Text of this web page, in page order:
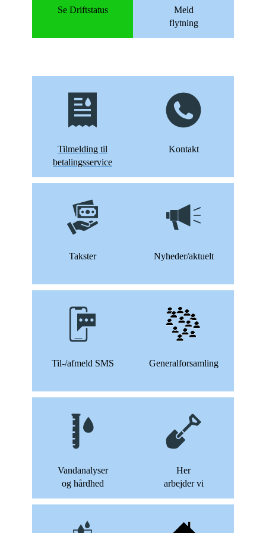
Se Driftstatus
Meld
flytning
Tilmelding til
betalingsservice
Kontakt
Takster Nyheder/aktuelt
Til-/afmeld SMS Generalforsamling
Vandanalyser
og hårdhed
Her
arbejder vi